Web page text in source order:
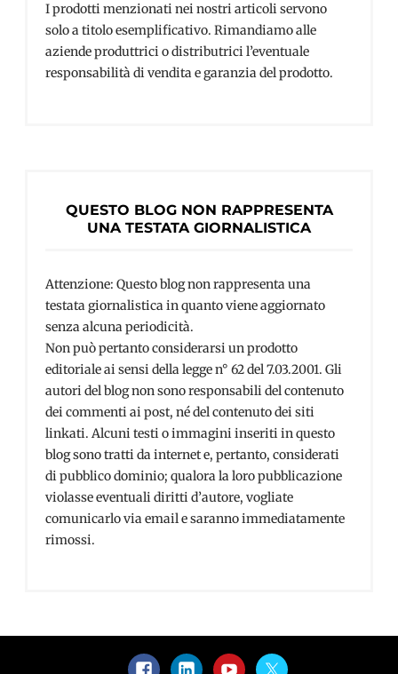
I prodotti menzionati nei nostri articoli servono
solo a titolo esemplificativo. Rimandiamo alle
aziende produttrici o distributrici l’eventuale
responsabilità di vendita e garanzia del prodotto.
QUESTO BLOG NON RAPPRESENTA
UNA TESTATA GIORNALISTICA
Attenzione: Questo blog non rappresenta una
testata giornalistica in quanto viene aggiornato
senza alcuna periodicità.
Non può pertanto considerarsi un prodotto
editoriale ai sensi della legge n° 62 del 7.03.2001. Gli
autori del blog non sono responsabili del contenuto
dei commenti ai post, né del contenuto dei siti
linkati. Alcuni testi o immagini inseriti in questo
blog sono tratti da internet e, pertanto, considerati
di pubblico dominio; qualora la loro pubblicazione
violasse eventuali diritti d’autore, vogliate
comunicarlo via email e saranno immediatamente
rimossi.